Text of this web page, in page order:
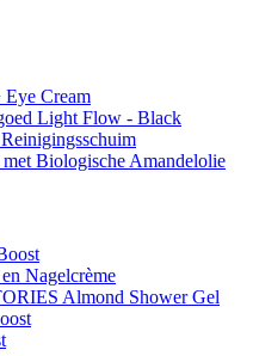
Cream
Light Flow - Black
Biologische Amandelolie
Nagelcrème
Almond Shower Gel